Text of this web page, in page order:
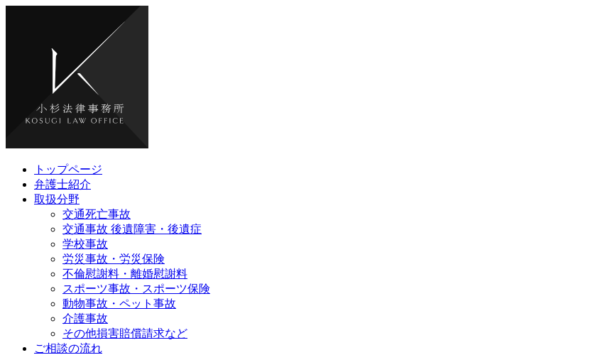
トップページ
弁護士紹介
取扱分野
交通死亡事故
交通事故 後遺障害・後遺症
学校事故
労災事故・労災保険
不倫慰謝料・離婚慰謝料
スポーツ事故・スポーツ保険
動物事故・ペット事故
介護事故
その他損害賠償請求など
ご相談の流れ